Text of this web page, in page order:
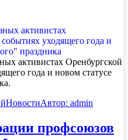
активистах Оренбургской
года и новом статусе
НовостиАвтор: admin
профсоюзов